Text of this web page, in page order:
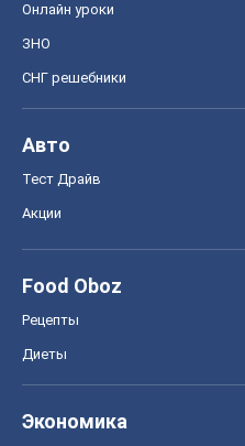
Онлайн уроки
ЗНО
СНГ решебники
Авто
Тест Драйв
Акции
Food Oboz
Рецепты
Диеты
Экономика